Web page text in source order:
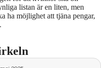
listan är en liten, men
ha möjlighet att tjäna pengar,